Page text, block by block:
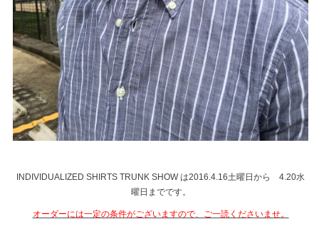
INDIVIDUALIZED SHIRTS TRUNK SHOW は2016.4.16土曜日から 4.20水
曜日までです。
オーダーには一定の条件がございますので、ご一読くださいませ。